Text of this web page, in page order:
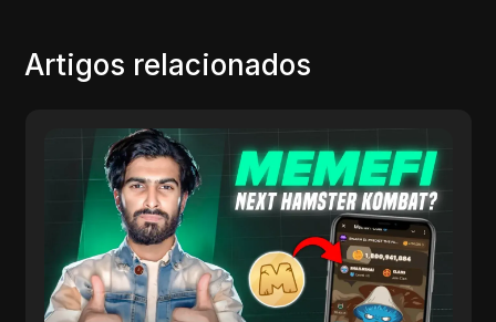
Artigos relacionados